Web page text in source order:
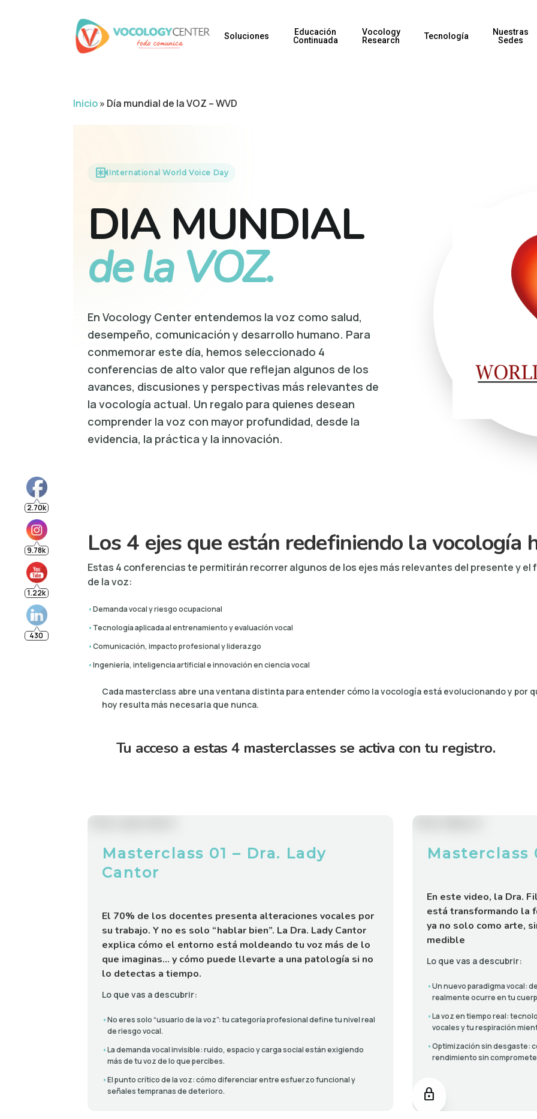
Soluciones
Educación
Continuada
Vocology
Research
Tecnología
Nuestras
Sedes
Inicio» Día mundial de la VOZ – WVD
emergency_recording International World Voice Day
DIA MUNDIAL
de la VOZ.
En Vocology Center entendemos la voz como salud,
desempeño, comunicación y desarrollo humano. Para
conmemorar este día, hemos seleccionado 4
conferencias de alto valor que reflejan algunos de los
avances, discusiones y perspectivas más relevantes de
la vocología actual. Un regalo para quienes desean
comprender la voz con mayor profundidad, desde la
evidencia, la práctica y la innovación.
Los 4 ejes que están redefiniendo la vocología
Estas 4 conferencias te permitirán recorrer algunos de los ejes más relevantes del presente y el
de la voz:
•Demanda vocal y riesgo ocupacional
• Tecnología aplicada al entrenamiento y evaluación vocal
•Comunicación, impacto profesional y liderazgo
•Ingeniería, inteligencia artificial e innovación en ciencia vocal
Cada masterclass abre una ventana distinta para entender cómo la vocología está evolucionando y por
hoy resulta más necesaria que nunca.
Tu acceso a estas 4 masterclasses se activa con tu registro.
Masterclass 01 – Dra. Lady
Cantor
El 70% de los docentes presenta alteraciones vocales por
su trabajo. Y no es solo “hablar bien”. La Dra. Lady Cantor
explica cómo el entorno está moldeando tu voz más de lo
que imaginas… y cómo puede llevarte a una patología si no
lo detectas a tiempo.
Lo que vas a descubrir:
•No eres solo “usuario de la voz”: tu categoría profesional define tu nivel real
de riesgo vocal.
•La demanda vocal invisible: ruido, espacio y carga social están exigiendo
más de tu voz de lo que percibes.
•El punto crítico de la voz: cómo diferenciar entre esfuerzo funcional y
señales tempranas de deterioro.
Masterclass
En este video, la Dra.
está transformando la
ya no solo como arte,
medible
Lo que vas a descubrir:
•Un nuevo paradigma vocal:
realmente ocurre en tu
•La voz en tiempo real:
vocales y tu respiración
•Optimización sin desgaste:
rendimiento sin
lock
430